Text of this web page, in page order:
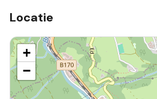
Locatie
+
−